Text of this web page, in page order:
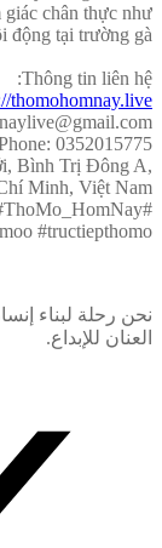
chân thực như
động tại trường gà.
Thông tin liên hệ:
thomohomnay.live/
0352015775
Bình Trị Đông A,
Minh, Việt Nam
#tructiepthomo
نحن رحلة لبناء
العنان للإبداع.